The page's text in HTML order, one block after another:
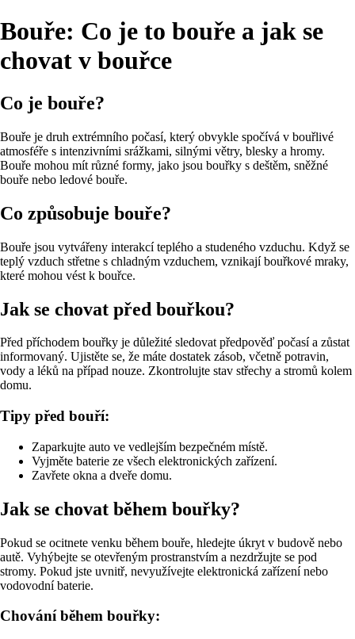
Bouře: Co je to bouře a jak se
chovat v bouřce
Co je bouře?
Bouře je druh extrémního počasí, který obvykle spočívá v bouřlivé
atmosféře s intenzivními srážkami, silnými větry, blesky a hromy.
Bouře mohou mít různé formy, jako jsou bouřky s deštěm, sněžné
bouře nebo ledové bouře.
Co způsobuje bouře?
Bouře jsou vytvářeny interakcí teplého a studeného vzduchu. Když se
teplý vzduch střetne s chladným vzduchem, vznikají bouřkové mraky,
které mohou vést k bouřce.
Jak se chovat před bouřkou?
Před příchodem bouřky je důležité sledovat předpověď počasí a zůstat
informovaný. Ujistěte se, že máte dostatek zásob, včetně potravin,
vody a léků na případ nouze. Zkontrolujte stav střechy a stromů kolem
domu.
Tipy před bouří:
Zaparkujte auto ve vedlejším bezpečném místě.
Vyjměte baterie ze všech elektronických zařízení.
Zavřete okna a dveře domu.
Jak se chovat během bouřky?
Pokud se ocitnete venku během bouře, hledejte úkryt v budově nebo
autě. Vyhýbejte se otevřeným prostranstvím a nezdržujte se pod
stromy. Pokud jste uvnitř, nevyužívejte elektronická zařízení nebo
vodovodní baterie.
Chování během bouřky: